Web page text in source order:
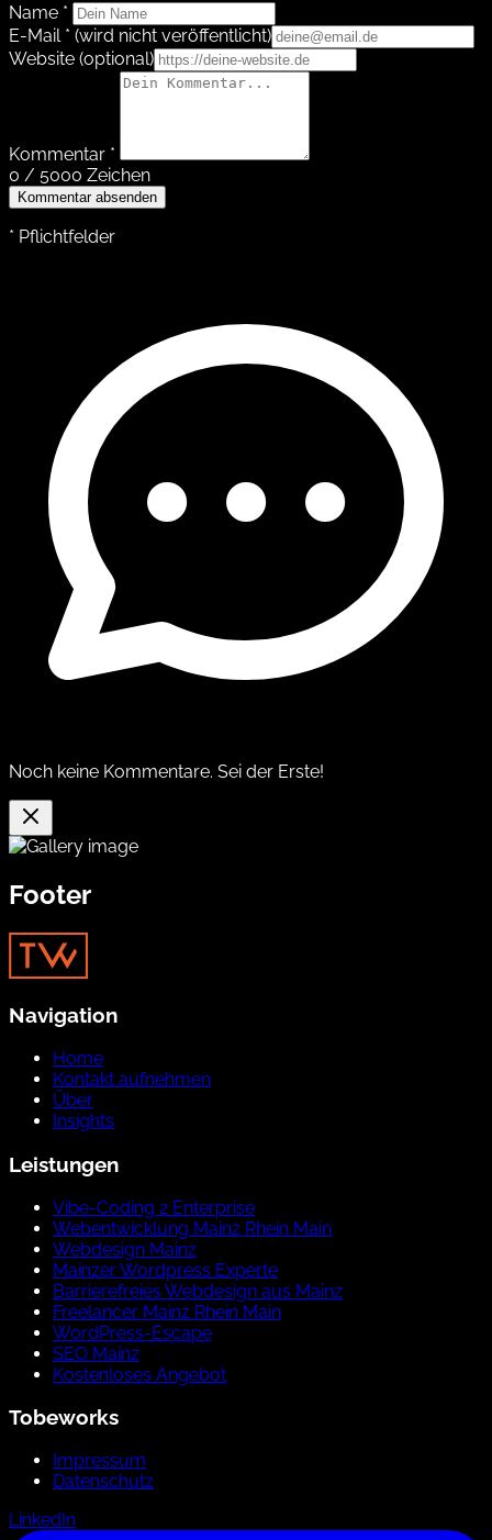
Name *
E-Mail * (wird nicht veröffentlicht)
Website (optional)
Kommentar *
0 / 5000 Zeichen
Kommentar absenden
* Pflichtfelder
Noch keine Kommentare. Sei der Erste!
Footer
Navigation
Home
Kontakt aufnehmen
Über
Insights
Leistungen
Vibe-Coding 2 Enterprise
Webentwicklung Mainz Rhein Main
Webdesign Mainz
Mainzer Wordpress Experte
Barrierefreies Webdesign aus Mainz
Freelancer Mainz Rhein Main
WordPress-Escape
SEO Mainz
Kostenloses Angebot
Tobeworks
Impressum
Datenschutz
LinkedIn